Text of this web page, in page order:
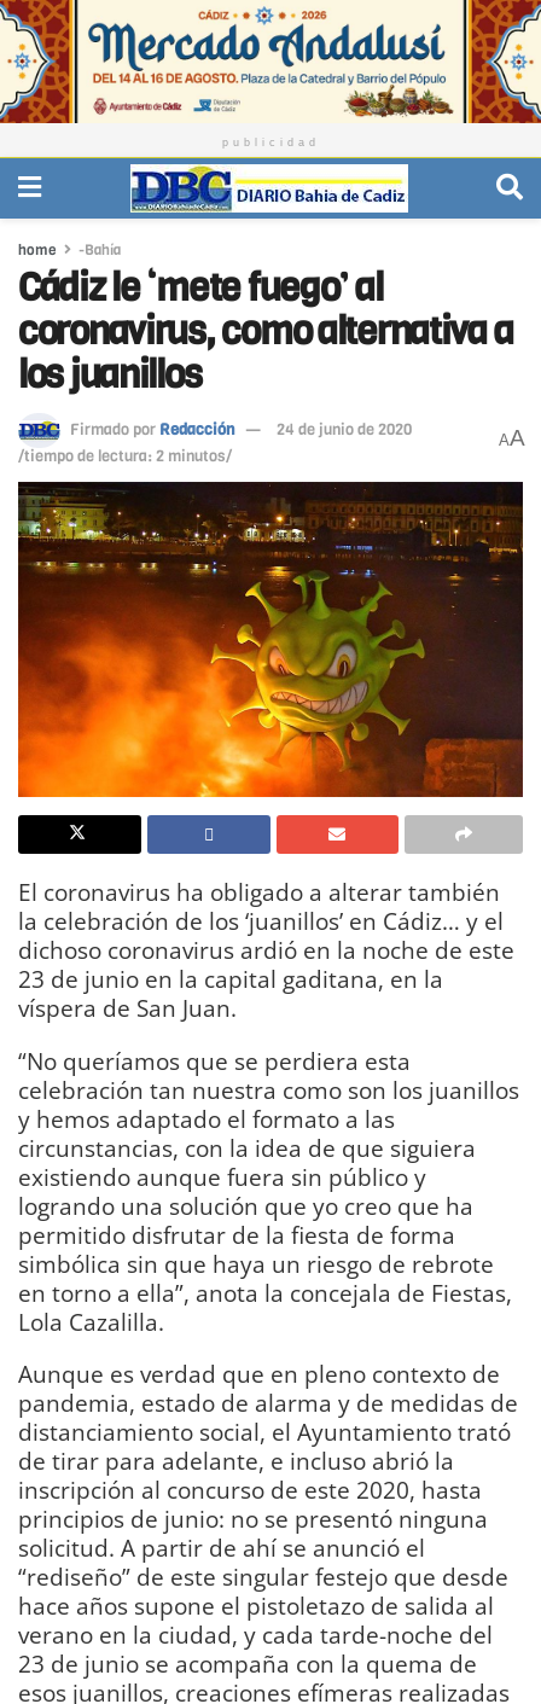
publicidad
home -Bahía
Cádiz le ‘mete fuego’ al
coronavirus, como alternativa a
los juanillos
Firmado por Redacción
24 de junio de 2020
/tiempo de lectura: 2 minutos/
AA
El coronavirus ha obligado a alterar también
la celebración de los ‘juanillos’ en Cádiz… y el
dichoso coronavirus ardió en la noche de este
23 de junio en la capital gaditana, en la
víspera de San Juan.
“No queríamos que se perdiera esta
celebración tan nuestra como son los juanillos
y hemos adaptado el formato a las
circunstancias, con la idea de que siguiera
existiendo aunque fuera sin público y
logrando una solución que yo creo que ha
permitido disfrutar de la fiesta de forma
simbólica sin que haya un riesgo de rebrote
en torno a ella”, anota la concejala de Fiestas,
Lola Cazalilla.
Aunque es verdad que en pleno contexto de
pandemia, estado de alarma y de medidas de
distanciamiento social, el Ayuntamiento trató
de tirar para adelante, e incluso abrió la
inscripción al concurso de este 2020, hasta
principios de junio: no se presentó ninguna
solicitud. A partir de ahí se anunció el
“rediseño” de este singular festejo que desde
hace años supone el pistoletazo de salida al
verano en la ciudad, y cada tarde-noche del
23 de junio se acompaña con la quema de
esos juanillos, creaciones efímeras realizadas